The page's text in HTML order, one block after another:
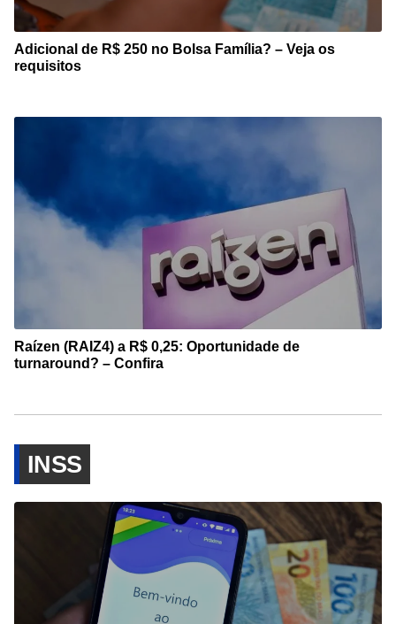
Adicional de R$ 250 no Bolsa Família? – Veja os
requisitos
Raízen (RAIZ4) a R$ 0,25: Oportunidade de
turnaround? – Confira
INSS